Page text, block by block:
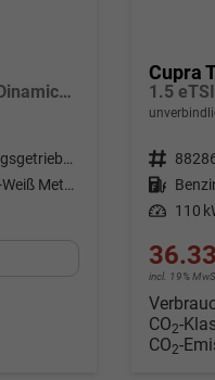
1.5 eTSI DSG Matrix+Kessy+AHK+eHeck+Dinamica+CarPlay+eHeck+GV5
Doppelkupplungsgetriebe (DSG)
[2Y2Y] Nevada-Weiß Metallic
Cupra
Fahrzeugnr.
Kraftstoff
Leistung 110
incl. 19%
CO2-
CO2-